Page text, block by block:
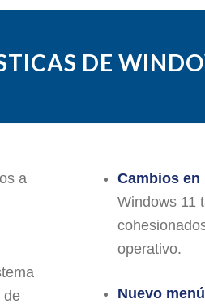
DE
a
de
Cambios
Windows 11
operativo.
Nuevo